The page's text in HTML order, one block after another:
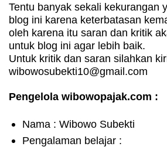
Tentu banyak sekali kekurangan
blog ini karena keterbatasan
oleh karena itu saran dan kritik
untuk blog ini agar lebih baik.
Untuk kritik dan saran silahkan
wibowosubekti10@gmail.com
Pengelola wibowopajak.com :
Nama : Wibowo Subekti
Pengalaman belajar :